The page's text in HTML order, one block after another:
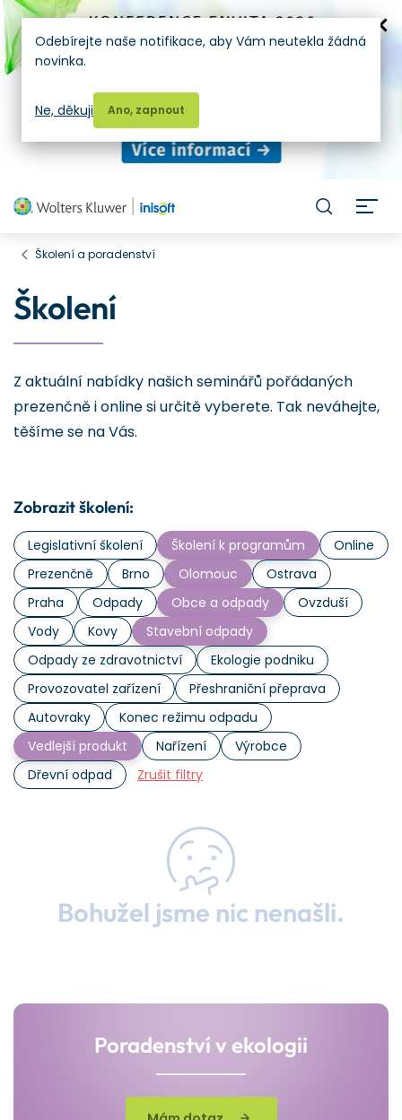
Školení a poradenství
Školení
Z aktuální nabídky našich seminářů pořádaných
prezenčně i online si určitě vyberete. Tak neváhejte,
těšíme se na Vás.
Zobrazit školení:
Legislativní školení Školení k programům
Online
Prezenčně
Brno Olomouc
Ostrava
Praha
Odpady Obce a odpady
Ovzduší
Vody
Kovy
Stavební odpady
Odpady ze zdravotnictví
Ekologie podniku
Provozovatel zařízení
Přeshraniční přeprava
Autovraky
Konec režimu odpadu
Vedlejší produkt
Nařízení
Výrobce
Dřevní odpad
Zrušit filtry
Bohužel jsme nic nenašli.
Poradenství v ekologii
Odebírejte naše notifikace, aby Vám neutekla žádná
novinka.
Ano, zapnout
Ne, děkuji